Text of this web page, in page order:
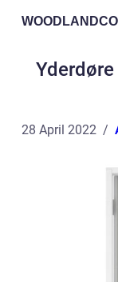
28 April 2022